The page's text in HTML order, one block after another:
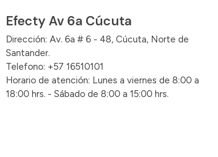
Efecty Av 6a Cúcuta
Dirección: Av. 6a # 6 - 48, Cúcuta, Norte de
Santander.
Telefono: +57 16510101
Horario de atención: Lunes a viernes de 8:00 a
18:00 hrs. - Sábado de 8:00 a 15:00 hrs.